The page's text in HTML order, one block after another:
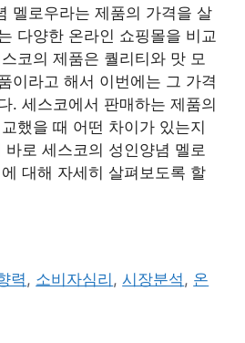
멜로우라는 제품의 가격을 살
다양한 온라인 쇼핑몰을 비교
코의 제품은 퀄리티와 맛 모
이라고 해서 이번에는 그 가격
. 세스코에서 판매하는 제품의
했을 때 어떤 차이가 있는지
바로 세스코의 성인양념 멜로
대해 자세히 살펴보도록 할
력 , 소비자심리 ,시장분석 , 온